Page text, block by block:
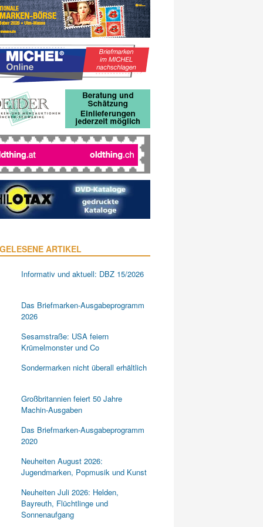
ARTIKEL
Informativ und aktuell: DBZ 15/2026
Das Briefmarken-Ausgabeprogramm
2026
Sesamstraße: USA feiern
Krümelmonster und Co
Sondermarken nicht überall erhältlich
Großbritannien feiert 50 Jahre
Machin-Ausgaben
Das Briefmarken-Ausgabeprogramm
2020
Neuheiten August 2026:
Jugendmarken, Popmusik und Kunst
Neuheiten Juli 2026: Helden,
Bayreuth, Flüchtlinge und
Sonnenaufgang